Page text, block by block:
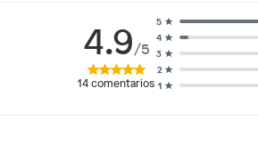
4.9/5
14comentarios 1
2
3
4
5